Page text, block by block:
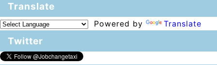
Translate
Powered by Translate
Twitter